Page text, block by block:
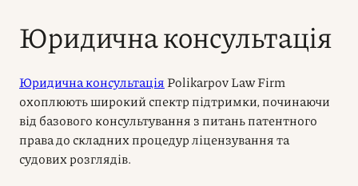
Юридична консультація
Юридична консультаціяPolikarpov Law Firm
охоплюють широкий спектр підтримки, починаючи
від базового консультування з питань патентного
права до складних процедур ліцензування та
судових розглядів.